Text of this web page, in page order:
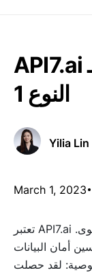
API7.ai تحقق الامتثال لـ SOC 2
النوع 1
Yilia Lin
March 1, 2023
تعتبر API7.ai أمان بيانات العملاء مسؤولية كبيرة وأولوية قصوى.
أمان البيانات